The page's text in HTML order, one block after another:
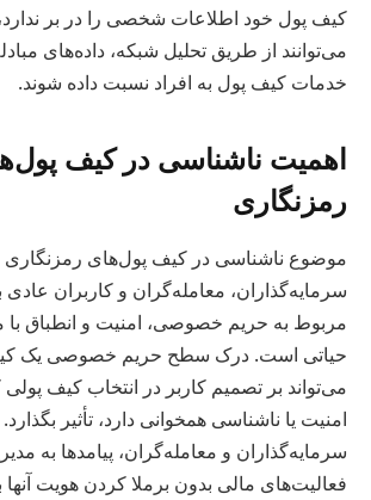
کیف پول خود اطلاعات شخصی را در بر
می‌توانند از طریق تحلیل شبکه، داده‌های
خدمات کیف پول به افراد نسبت داده شوند.
اهمیت ناشناسی در کیف
رمزنگاری
موضوع ناشناسی در کیف پول‌های رمزنگاری
سرمایه‌گذاران، معامله‌گران و کاربران عادی
مربوط به حریم خصوصی، امنیت و انطباق با
حیاتی است. درک سطح حریم خصوصی یک
می‌تواند بر تصمیم کاربر در انتخاب کیف پولی
امنیت یا ناشناسی همخوانی دارد، تأثیر
سرمایه‌گذاران و معامله‌گران، پیامدها به
فعالیت‌های مالی بدون برملا کردن هویت آنها